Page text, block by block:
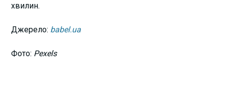
хвилин.
Джерело: babel.ua
Фото: Pexels